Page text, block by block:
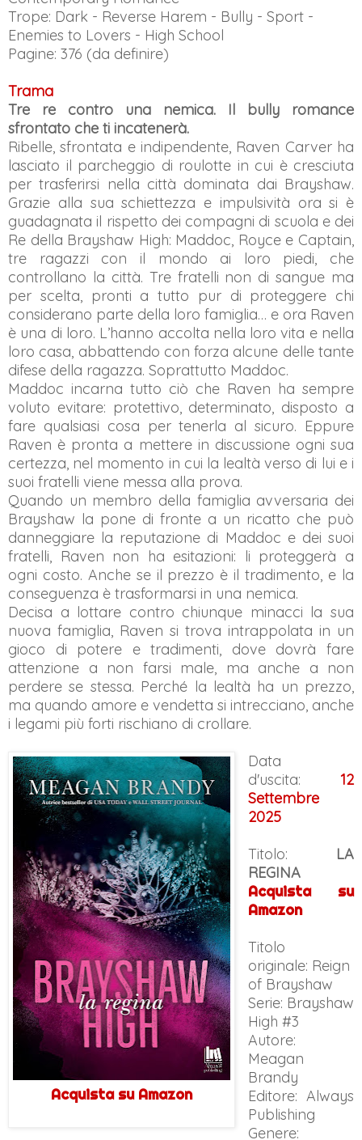
Trope: Dark - Reverse Harem - Bully - Sport -
Enemies to Lovers - High School
Pagine: 376 (da definire)
Trama
Tre re contro una nemica. Il bully romance
sfrontato che ti incatenerà.
Ribelle, sfrontata e indipendente, Raven Carver ha
lasciato il parcheggio di roulotte in cui è cresciuta
per trasferirsi nella città dominata dai Brayshaw.
Grazie alla sua schiettezza e impulsività ora si è
guadagnata il rispetto dei compagni di scuola e dei
Re della Brayshaw High: Maddoc, Royce e Captain,
tre ragazzi con il mondo ai loro piedi, che
controllano la città. Tre fratelli non di sangue ma
per scelta, pronti a tutto pur di proteggere chi
considerano parte della loro famiglia… e ora Raven
è una di loro. L’hanno accolta nella loro vita e nella
loro casa, abbattendo con forza alcune delle tante
difese della ragazza. Soprattutto Maddoc.
Maddoc incarna tutto ciò che Raven ha sempre
voluto evitare: protettivo, determinato, disposto a
fare qualsiasi cosa per tenerla al sicuro. Eppure
Raven è pronta a mettere in discussione ogni sua
certezza, nel momento in cui la lealtà verso di lui e i
suoi fratelli viene messa alla prova.
Quando un membro della famiglia avversaria dei
Brayshaw la pone di fronte a un ricatto che può
danneggiare la reputazione di Maddoc e dei suoi
fratelli, Raven non ha esitazioni: li proteggerà a
ogni costo. Anche se il prezzo è il tradimento, e la
conseguenza è trasformarsi in una nemica.
Decisa a lottare contro chiunque minacci la sua
nuova famiglia, Raven si trova intrappolata in un
gioco di potere e tradimenti, dove dovrà fare
attenzione a non farsi male, ma anche a non
perdere se stessa. Perché la lealtà ha un prezzo,
ma quando amore e vendetta si intrecciano, anche
i legami più forti rischiano di crollare.
Acquista su Amazon
Data
d'uscita: 12
Settembre
2025
Titolo: LA
REGINA
Acquista su
Amazon
Titolo
originale: Reign
of Brayshaw
Serie: Brayshaw
High #3
Autore:
Meagan
Brandy
Editore: Always
Publishing
Genere: